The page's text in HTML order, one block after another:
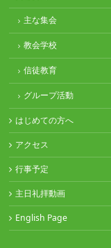
主な集会
教会学校
信徒教育
グループ活動
はじめての方へ
アクセス
行事予定
主日礼拝動画
English Page